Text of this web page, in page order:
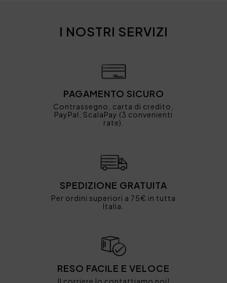
I NOSTRI SERVIZI
PAGAMENTO SICURO
Contrassegno, carta di credito,
PayPal, ScalaPay (3 convenienti
rate).
SPEDIZIONE GRATUITA
Per ordini superiori a 75€ in tutta
Italia.
RESO FACILE E VELOCE
Il corriere lo contattiamo noi!